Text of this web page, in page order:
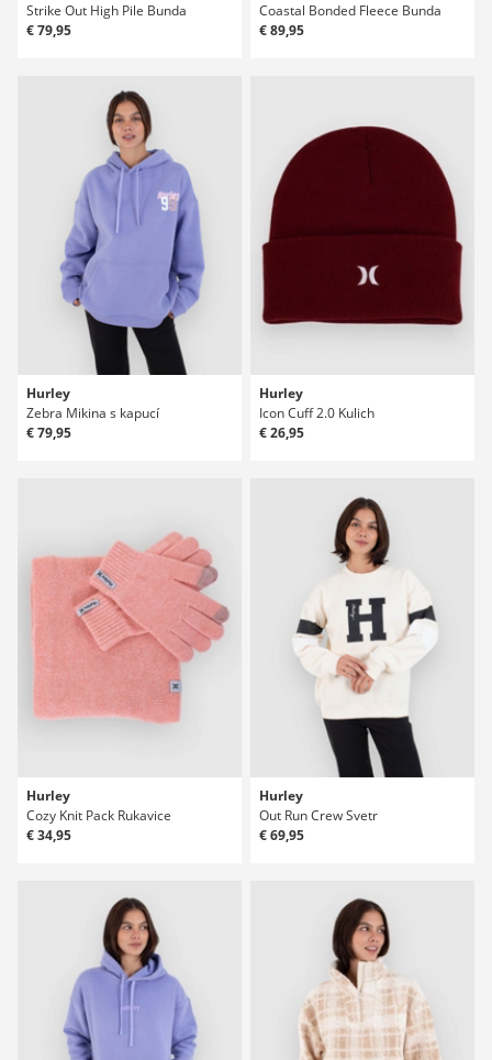
Strike Out High Pile Bunda
€ 79,95
Coastal Bonded Fleece Bunda
€ 89,95
Hurley
Zebra Mikina s kapucí
€ 79,95
Hurley
Icon Cuff 2.0 Kulich
€ 26,95
Hurley
Cozy Knit Pack Rukavice
€ 34,95
Hurley
Out Run Crew Svetr
€ 69,95